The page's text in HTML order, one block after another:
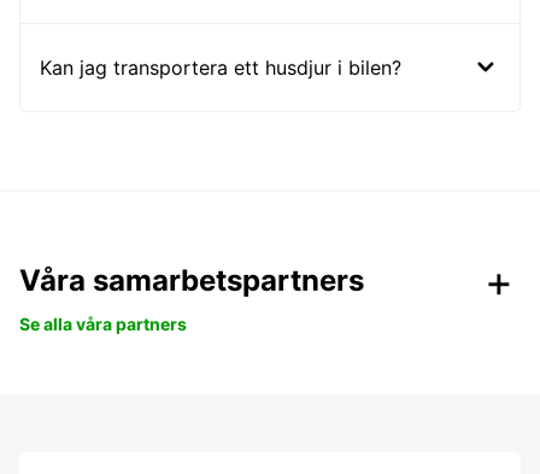
Kan jag transportera ett husdjur i bilen?
Våra samarbetspartners
Se alla våra partners